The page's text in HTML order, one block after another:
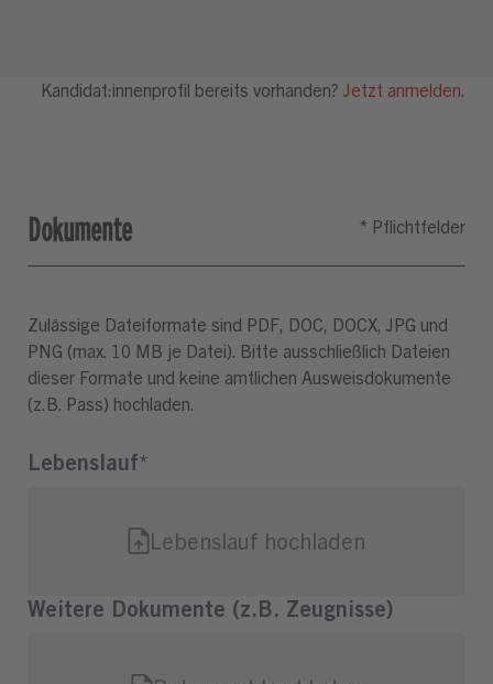
Dokumente
Zulässige Dateiformate sind PDF, DOC, DOCX, JPG und
PNG (max. 10 MB je Datei). Bitte ausschließlich Dateien
dieser Formate und keine amtlichen Ausweisdokumente
(z.B. Pass) hochladen.